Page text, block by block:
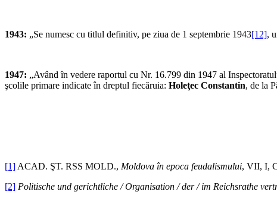
1943: „Se numesc cu titlul definitiv, pe ziua de 1 septembrie 1943[12],
1947: „Având în vedere raportul cu Nr. 16.799 din 1947 al
şcolile primare indicate în dreptul fiecăruia: Holeţec Constantin, de la
[1] ACAD. ŞT. RSS MOLD., Moldova în epoca feudalismului, VII, I,
[2] Politische und gerichtliche / Organisation / der / im Reichsrathe